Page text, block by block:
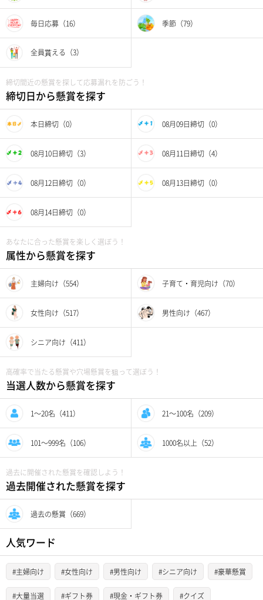
毎日応募（16） 季節（79）
全員貰える（3）
締切間近の懸賞を探して応募漏れを防ごう！
締切日から懸賞を探す
本日締切（0） 08月09日締切（0）
08月10日締切（3） 08月11日締切（4）
08月12日締切（0） 08月13日締切（0）
08月14日締切（0）
あなたに合った懸賞を楽しく選ぼう！
属性から懸賞を探す
主婦向け（554） 子育て・育児向け（70）
女性向け（517） 男性向け（467）
シニア向け（411）
高確率で当たる懸賞や穴場懸賞を狙って選ぼう！
当選人数から懸賞を探す
1〜20名（411） 21〜100名（209）
101〜999名（106） 1000名以上（52）
過去に開催された懸賞を確認しよう！
過去開催された懸賞を探す
過去の懸賞（669）
人気ワード
#主婦向け #女性向け #男性向け #シニア向け #豪華懸賞
#大量当選 #ギフト券 #現金・ギフト券 #クイズ